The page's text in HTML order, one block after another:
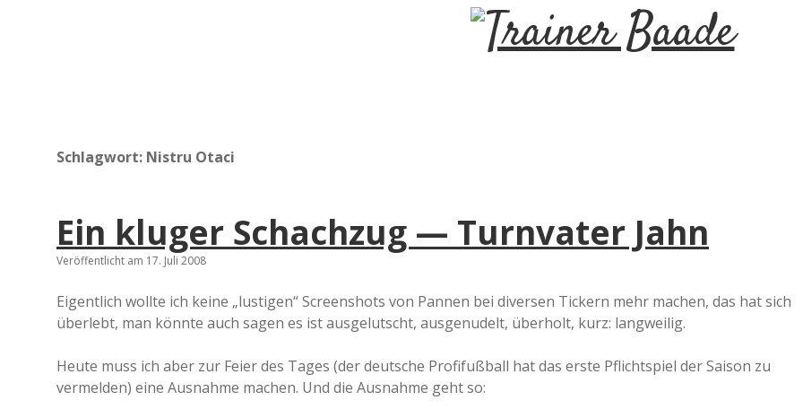
T
n
e
r
Schlagwort: Nistru Otaci
Ein kluger Schachzug — Turnvater Jahn
Veröffentlicht am 17. Juli 2008
Eigentlich wollte ich keine „lustigen“ Screenshots von Pannen bei diversen Tickern mehr machen, das hat sich
überlebt, man könnte auch sagen es ist ausgelutscht, ausgenudelt, überholt, kurz: langweilig.
Heute muss ich aber zur Feier des Tages (der deutsche Profifußball hat das erste Pflichtspiel der Saison zu
vermelden) eine Ausnahme machen. Und die Ausnahme geht so: